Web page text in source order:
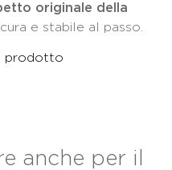
originale della
e stabile al passo.
prodotto
anche per il